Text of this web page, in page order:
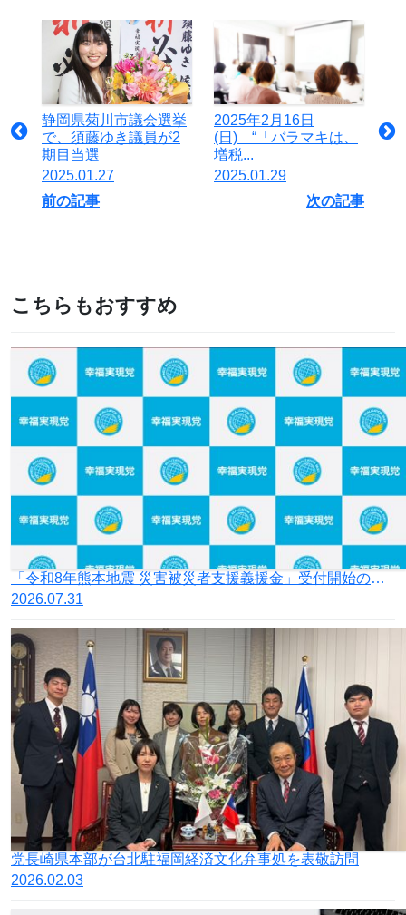
静岡県菊川市議会選挙
で、須藤ゆき議員が2
期目当選
2025.01.27
前の記事
2025年2月16日
(日) “「バラマキは、
増税...
2025.01.29
次の記事
こちらもおすすめ
「令和8年熊本地震 災害被災者支援義援金」受付開始のお知らせ
2026.07.31
党長崎県本部が台北駐福岡経済文化弁事処を表敬訪問
2026.02.03